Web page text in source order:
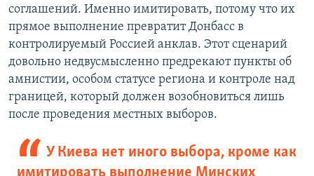
соглашений. Именно имитировать, потому что их
прямое выполнение превратит Донбасс в
контролируемый Россией анклав. Этот сценарий
довольно недвусмысленно предрекают пункты об
амнистии, особом статусе региона и контроле над
границей, который должен возобновиться лишь
после проведения местных выборов.
У Киева нет иного выбора, кроме как